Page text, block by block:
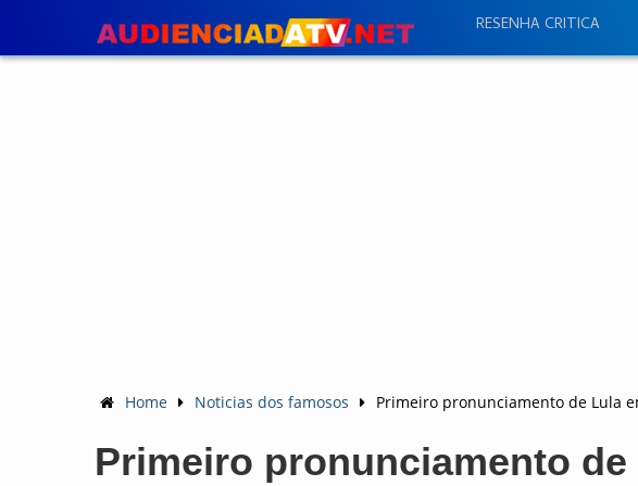
RESENHA CRITICA
Home Noticias dos famosos Primeiro pronunciamento de Lula
Primeiro pronunciamento